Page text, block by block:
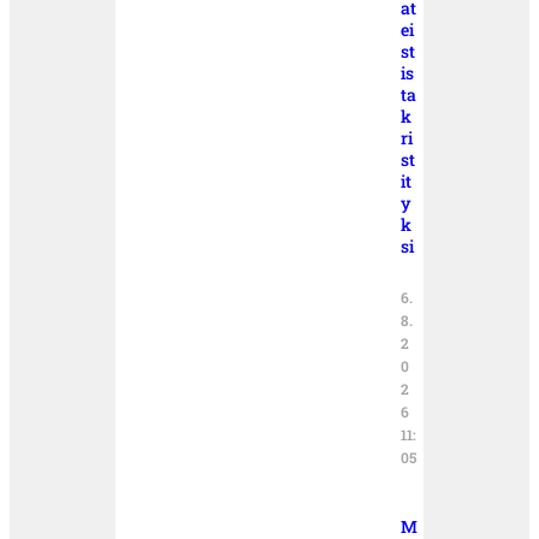
at
ei
st
is
ta
k
ri
st
it
y
k
si
6.
8.
2
0
2
6
11:
05
M